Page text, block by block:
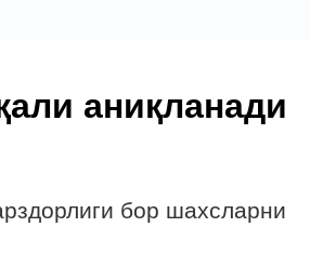
аниқланади
бор шахсларни